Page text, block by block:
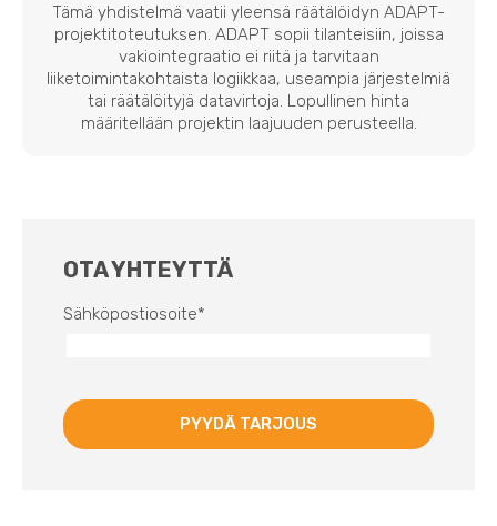
Tämä yhdistelmä vaatii yleensä räätälöidyn ADAPT-
projektitoteutuksen. ADAPT sopii tilanteisiin, joissa
vakiointegraatio ei riitä ja tarvitaan
liiketoimintakohtaista logiikkaa, useampia järjestelmiä
tai räätälöityjä datavirtoja. Lopullinen hinta
määritellään projektin laajuuden perusteella.
OTA YHTEYTTÄ
Sähköpostiosoite*